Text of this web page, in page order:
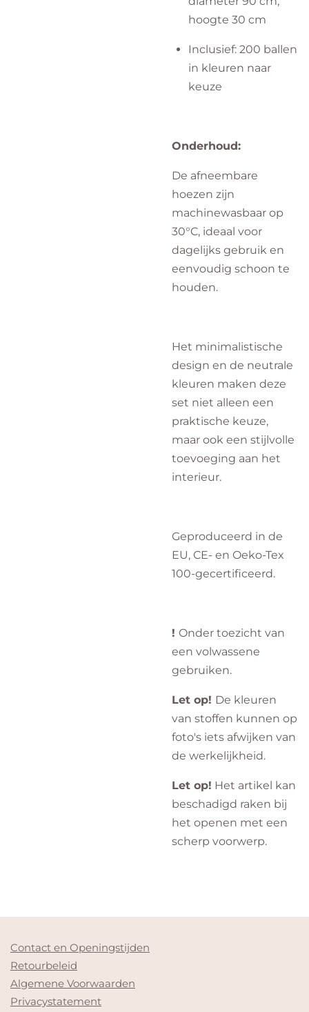
hoogte 30 cm
Inclusief: 200 ballen
in kleuren naar
keuze
Onderhoud:
De afneembare
hoezen zijn
machinewasbaar op
30°C, ideaal voor
dagelijks gebruik en
eenvoudig schoon te
houden.
Het minimalistische
design en de neutrale
kleuren maken deze
set niet alleen een
praktische keuze,
maar ook een stijlvolle
toevoeging aan het
interieur.
Geproduceerd in de
EU, CE- en Oeko-Tex
100-gecertificeerd.
! Onder toezicht van
een volwassene
gebruiken.
Let op! De kleuren
van stoffen kunnen op
foto's iets afwijken van
de werkelijkheid.
Let op! Het artikel kan
beschadigd raken bij
het openen met een
scherp voorwerp.
Contact en Openingstijden
Retourbeleid
Algemene Voorwaarden
Privacystatement